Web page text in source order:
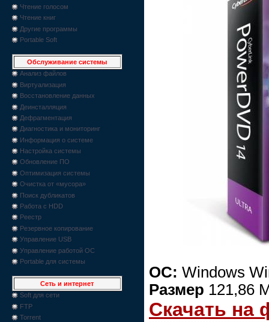
Чтение голосом
Чтение книг
Другие программы
Portable Soft
Обслуживание системы
Анализ файлов
Виртуализация
Восстановление данных
Деинсталляция
Дефрагментация
Диагностика и мониторинг
Информация о системе
Настройка системы
Обновление ПО
Оптимизация системы
Очистка от «мусора»
Поиск дубликатов
Работа с HDD
Реестр
Резервное копирование
Управление USB
Управление работой ОС
Portable для системы
Сеть и интернет
Soft для сети
FTP
Torrent
ОС: Windows
Размер 121,86
Скачать на